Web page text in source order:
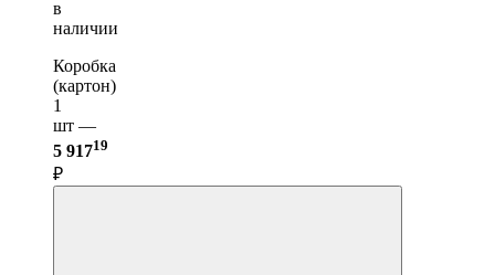
в
наличии
Коробка
(картон)
1
шт —
5 91719
₽